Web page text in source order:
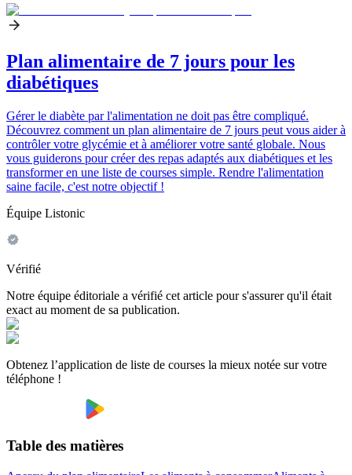
Plan alimentaire de 7 jours pour les
diabétiques
Gérer le diabète par l'alimentation ne doit pas être compliqué.
Découvrez comment un plan alimentaire de 7 jours peut vous aider à
contrôler votre glycémie et à améliorer votre santé globale. Nous
vous guiderons pour créer des repas adaptés aux diabétiques et les
transformer en une liste de courses simple. Rendre l'alimentation
saine facile, c'est notre objectif !
Équipe Listonic
Vérifié
Notre équipe éditoriale a vérifié cet article pour s'assurer qu'il était
exact au moment de sa publication.
Obtenez l’application de liste de courses la mieux notée sur votre
téléphone !
Table des matières